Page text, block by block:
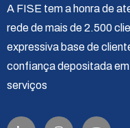
A FISE tem a honra de
rede de mais de 2.500
expressiva base de
confiança depositada
serviços